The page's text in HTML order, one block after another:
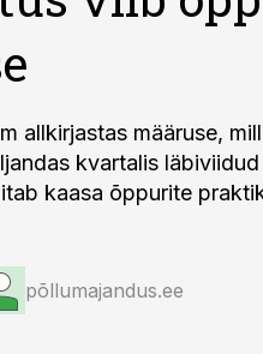
allkirjastas määruse,
kvartalis
kaasa õppurite
põllumajandus.ee